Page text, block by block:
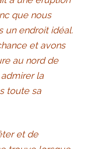
que nous
un endroit idéal.
et avons
au nord de
la
toute sa
et de